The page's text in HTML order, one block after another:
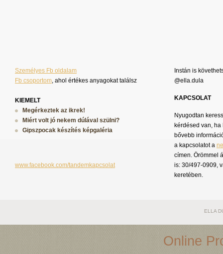
Személyes Fb oldalam
Fb csoportom, ahol értékes anyagokat találsz
KIEMELT
Megérkeztek az ikrek!
Miért volt jó nekem dúlával szülni?
Gipszpocak készítés képgaléria
www.facebook.com/tandemkapcsolat
Instán is
@ella.dula
KAPCSOLAT
Nyugodtan
kérdésed van,
bővebb
a kapcsolatot a
címen. Örömmel
is: 30/497-0909,
keretében.
ELLA
Online